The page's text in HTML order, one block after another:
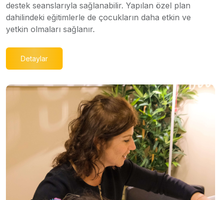
destek seanslarıyla sağlanabilir. Yapılan özel plan
dahilindeki eğitimlerle de çocukların daha etkin ve
yetkin olmaları sağlanır.
Detaylar